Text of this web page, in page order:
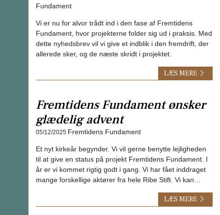
Fundament
Vi er nu for alvor trådt ind i den fase af Fremtidens
Fundament, hvor projekterne folder sig ud i praksis. Med
dette nyhedsbrev vil vi give et indblik i den fremdrift, der
allerede sker, og de næste skridt i projektet.
LÆS MERE
Fremtidens Fundament ønsker
glædelig advent
05/12/2025 Fremtidens Fundament
Et nyt kirkeår begynder. Vi vil gerne benytte lejligheden
til at give en status på projekt Fremtidens Fundament. I
år er vi kommet rigtig godt i gang. Vi har fået inddraget
mange forskellige aktører fra hele Ribe Stift. Vi kan…
LÆS MERE